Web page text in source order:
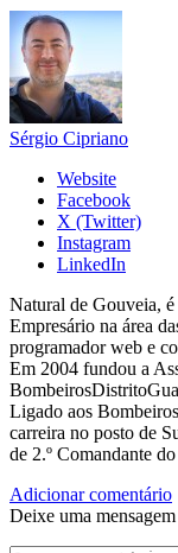
Sérgio Cipriano
Website
Facebook
X (Twitter)
Instagram
LinkedIn
Natural de Gouveia,
Empresário na área
programador web e
Em 2004 fundou a
Ligado aos
carreira no posto de
de 2.º Comandante
Adicionar comentário
Deixe uma mensagem